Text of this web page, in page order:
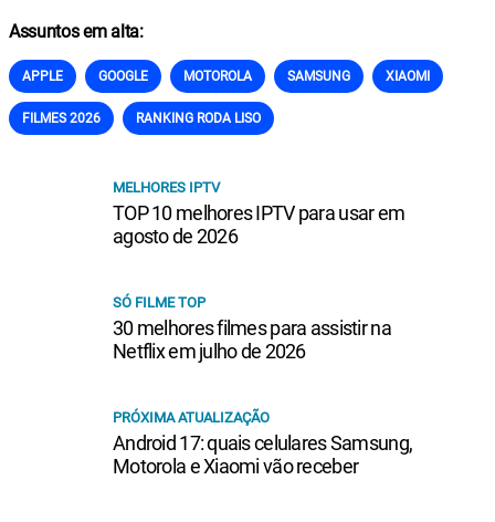
Assuntos em alta:
APPLE GOOGLE MOTOROLA SAMSUNG XIAOMI
FILMES 2026 RANKING RODA LISO
MELHORES IPTV
TOP 10 melhores IPTV para usar em
agosto de 2026
SÓ FILME TOP
30 melhores filmes para assistir na
Netflix em julho de 2026
PRÓXIMA ATUALIZAÇÃO
Android 17: quais celulares Samsung,
Motorola e Xiaomi vão receber